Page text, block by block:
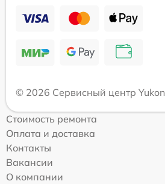
© 2026 Сервисный центр Yukon
Стоимость ремонта
Оплата и доставка
Контакты
Вакансии
О компании